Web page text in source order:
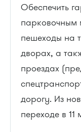
Обеспечить
парковочным
пешеходы на
дворах, а
проездах
дорогу. Из
переходе в